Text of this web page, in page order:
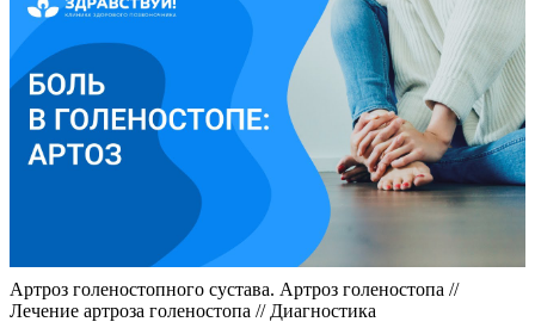
Артроз голеностопного сустава. Артроз голеностопа //
Лечение артроза голеностопа // Диагностика